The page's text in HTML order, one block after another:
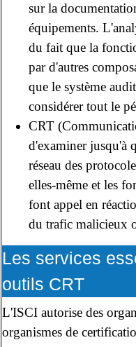
sur la
équipements.
du fait que la
par d'autres
que le système
considérer tout le
CRT
d'examiner jusqu'à
réseau des
elles-même et les
font appel en
du trafic malicieux
Les services
outils CRT
L'ISCI autorise des
organismes de